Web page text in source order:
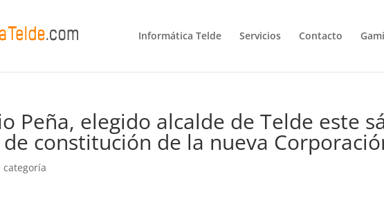
Informática Telde Servicios Contacto
Peña, elegido alcalde de Telde este
constitución de la nueva
categoría